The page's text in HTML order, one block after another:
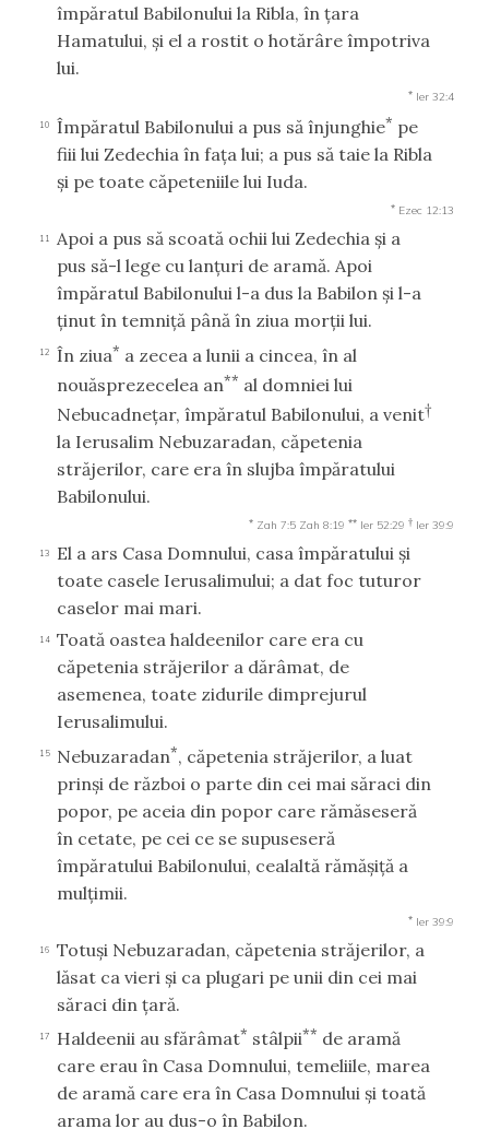
împăratul Babilonului la Ribla, în ţara
Hamatului, şi el a rostit o hotărâre împotriva
lui.
* Ier 32:4
10 Împăratul Babilonului a pus să înjunghie* pe
fiii lui Zedechia în faţa lui; a pus să taie la Ribla
şi pe toate căpeteniile lui Iuda.
* Ezec 12:13
11
Apoi a pus să scoată ochii lui Zedechia şi a
pus să-l lege cu lanţuri de aramă. Apoi
împăratul Babilonului l-a dus la Babilon şi l-a
ţinut în temniţă până în ziua morţii lui.
12 În ziua* a zecea a lunii a cincea, în al
nouăsprezecelea an** al domniei lui
Nebucadneţar, împăratul Babilonului, a venit†
la Ierusalim Nebuzaradan, căpetenia
străjerilor, care era în slujba împăratului
Babilonului.
* Zah 7:5 Zah 8:19 ** Ier 52:29 † Ier 39:9
13
El a ars Casa Domnului, casa împăratului şi
toate casele Ierusalimului; a dat foc tuturor
caselor mai mari.
14 Toată oastea haldeenilor care era cu
căpetenia străjerilor a dărâmat, de
asemenea, toate zidurile dimprejurul
Ierusalimului.
15 Nebuzaradan*, căpetenia străjerilor, a luat
prinşi de război o parte din cei mai săraci din
popor, pe aceia din popor care rămăseseră
în cetate, pe cei ce se supuseseră
împăratului Babilonului, cealaltă rămăşiţă a
mulţimii.
* Ier 39:9
16
Totuşi Nebuzaradan, căpetenia străjerilor, a
lăsat ca vieri şi ca plugari pe unii din cei mai
săraci din ţară.
17 Haldeenii au sfărâmat* stâlpii** de aramă
care erau în Casa Domnului, temeliile, marea
de aramă care era în Casa Domnului şi toată
arama lor au dus-o în Babilon.